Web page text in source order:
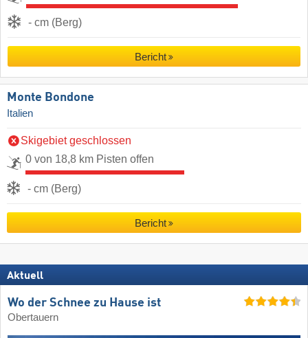
- cm (Berg)
Bericht
Monte Bondone
Italien
Skigebiet geschlossen
0 von 18,8 km Pisten offen
- cm (Berg)
Bericht
Aktuell
Wo der Schnee zu Hause ist
Obertauern